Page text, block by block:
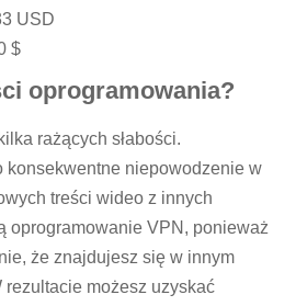
USD
$
oprogramowania?
rażących słabości.
konsekwentne niepowodzenie w
treści wideo z innych
oprogramowanie VPN, ponieważ
że znajdujesz się w innym
możesz uzyskać